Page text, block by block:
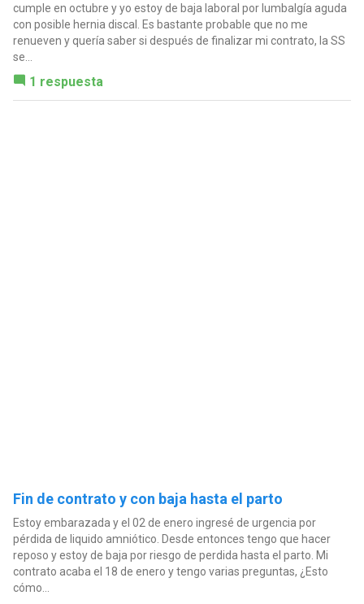
cumple en octubre y yo estoy de baja laboral por lumbalgía aguda
con posible hernia discal. Es bastante probable que no me
renueven y quería saber si después de finalizar mi contrato, la SS
se...
1 respuesta
Fin de contrato y con baja hasta el parto
Estoy embarazada y el 02 de enero ingresé de urgencia por
pérdida de liquido amniótico. Desde entonces tengo que hacer
reposo y estoy de baja por riesgo de perdida hasta el parto. Mi
contrato acaba el 18 de enero y tengo varias preguntas, ¿Esto
cómo...